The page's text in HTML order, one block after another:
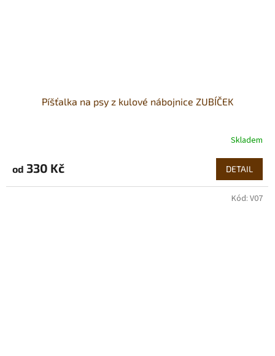
Píšťalka na psy z kulové nábojnice ZUBÍČEK
Skladem
od 330 Kč DETAIL
Kód: V07